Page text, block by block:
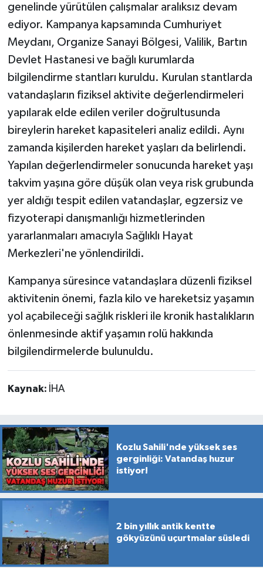
genelinde yürütülen çalışmalar aralıksız devam
ediyor. Kampanya kapsamında Cumhuriyet
Meydanı, Organize Sanayi Bölgesi, Valilik, Bartın
Devlet Hastanesi ve bağlı kurumlarda
bilgilendirme stantları kuruldu. Kurulan stantlarda
vatandaşların fiziksel aktivite değerlendirmeleri
yapılarak elde edilen veriler doğrultusunda
bireylerin hareket kapasiteleri analiz edildi. Aynı
zamanda kişilerden hareket yaşları da belirlendi.
Yapılan değerlendirmeler sonucunda hareket yaşı
takvim yaşına göre düşük olan veya risk grubunda
yer aldığı tespit edilen vatandaşlar, egzersiz ve
fizyoterapi danışmanlığı hizmetlerinden
yararlanmaları amacıyla Sağlıklı Hayat
Merkezleri'ne yönlendirildi.
Kampanya süresince vatandaşlara düzenli fiziksel
aktivitenin önemi, fazla kilo ve hareketsiz yaşamın
yol açabileceği sağlık riskleri ile kronik hastalıkların
önlenmesinde aktif yaşamın rolü hakkında
bilgilendirmelerde bulunuldu.
Kaynak: İHA
Kozlu Sahili'nde yüksek ses
gerginliği: Vatandaş huzur
istiyor!
2 bin yıllık antik kentte
gökyüzünü uçurtmalar süsledi